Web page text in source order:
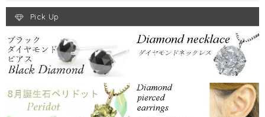
Pick Up